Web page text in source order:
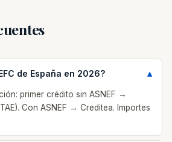
de España en 2026?
primer crédito sin ASNEF →
Con ASNEF → Creditea. Importes